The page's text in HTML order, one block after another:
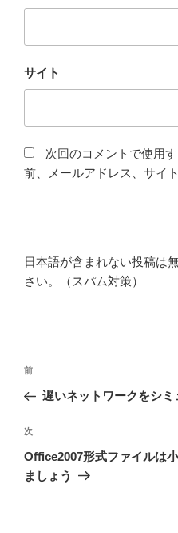
サイト
次回のコメントで使用
前、メールアドレス、サイ
日本語が含まれない投稿は
さい。（スパム対策）
投
ナ
ビ
ゲ
ー
前
の
稿
前
遅いネットワークをシ
次
の
投
次
Office2007形式ファイルは
ましょう